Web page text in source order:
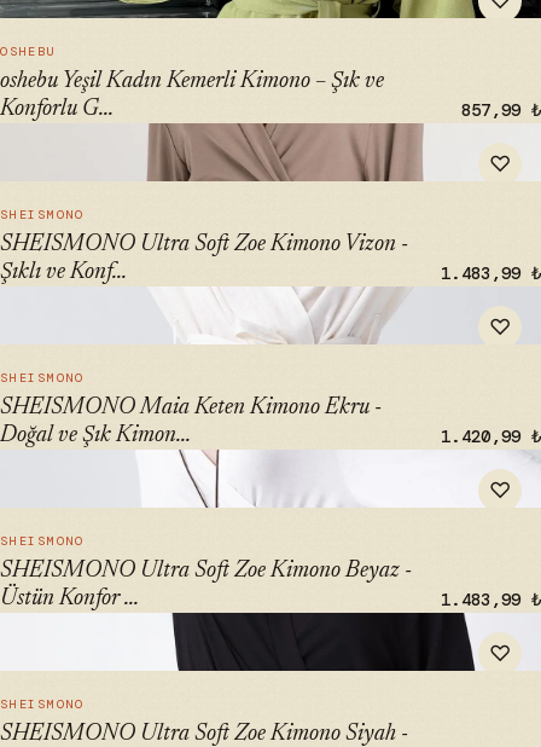
OSHEBU
oshebu Yeşil Kadın Kemerli Kimono – Şık ve
Konforlu G...
857,99 ₺
♡
" alt="SHEISMONO Ultra Soft Zoe Kimono Vizon - Şıklı ve
Konforlu Kimono" loading="lazy">
SHEISMONO
SHEISMONO Ultra Soft Zoe Kimono Vizon -
Şıklı ve Konf...
1.483,99 ₺
♡
" alt="SHEISMONO Maia Keten Kimono Ekru - Doğal ve Şık
Kimono Tercihiniz" loading="lazy">
SHEISMONO
SHEISMONO Maia Keten Kimono Ekru -
Doğal ve Şık Kimon...
1.420,99 ₺
♡
" alt="SHEISMONO Ultra Soft Zoe Kimono Beyaz - Üstün
Konfor ve Stil" loading="lazy">
SHEISMONO
SHEISMONO Ultra Soft Zoe Kimono Beyaz -
Üstün Konfor ...
1.483,99 ₺
♡
" alt="SHEISMONO Ultra Soft Zoe Kimono Siyah - Şık ve
Konforlu Kimono" loading="lazy">
SHEISMONO
SHEISMONO Ultra Soft Zoe Kimono Siyah -